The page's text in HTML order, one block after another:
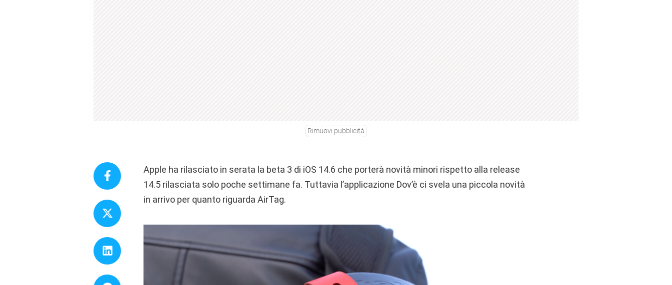
Rimuovi pubblicità
Apple ha rilasciato in serata la beta 3 di iOS 14.6 che porterà novità minori rispetto alla release
14.5 rilasciata solo poche settimane fa. Tuttavia l’applicazione Dov’è ci svela una piccola novità
in arrivo per quanto riguarda AirTag.